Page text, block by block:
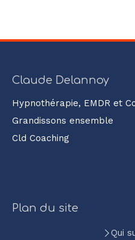
Claude Delannoy
Hypnothérapie, EMDR et
Grandissons ensemble
Cld Coaching
Plan du site
Qui